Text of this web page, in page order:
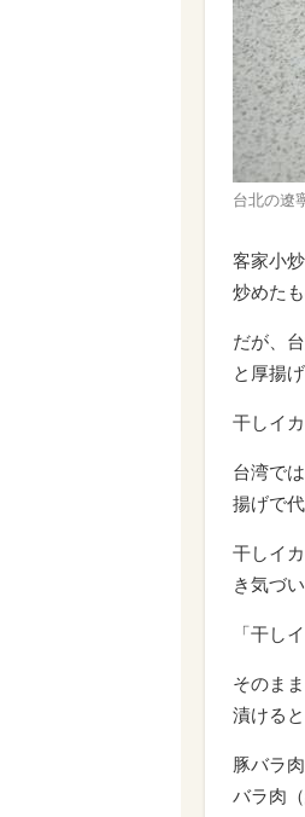
台北の遼
客家小
炒めた
だが、
と厚揚
干しイ
台湾で
揚げで
干しイ
き気づい
「干し
そのま
漬ける
豚バラ
バラ肉